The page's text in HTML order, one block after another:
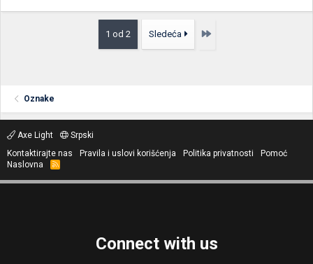
1 od 2 Sledeća Poslednja
Oznake
Axe Light
Srpski
Kontaktirajte nas
Pravila i uslovi korišćenja Politika privatnosti
Pomoć
Naslovna
R
S
Connect with us